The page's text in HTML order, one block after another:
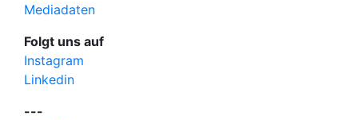
Mediadaten
Folgt uns auf
Instagram
Linkedin
---